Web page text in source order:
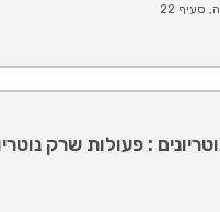
סעיף 22
: פעולות שרק